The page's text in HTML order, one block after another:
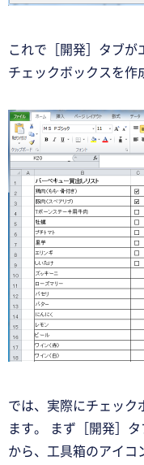
これで［開発］タブが
チェックボックスを作
では、実際にチェック
ます。 まず［開発］
から、工具箱のアイコ